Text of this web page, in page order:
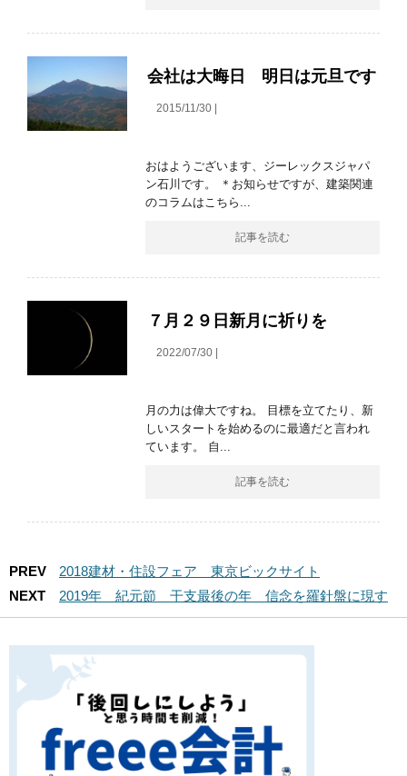
会社は大晦日 明日は元旦です
2015/11/30 |
おはようございます、ジーレックスジャパ
ン石川です。 ＊お知らせですが、建築関連
のコラムはこちら...
記事を読む
７月２９日新月に祈りを
2022/07/30 |
月の力は偉大ですね。 目標を立てたり、新
しいスタートを始めるのに最適だと言われ
ています。 自...
記事を読む
PREV
2018建材・住設フェア 東京ビックサイト
NEXT
2019年 紀元節 干支最後の年 信念を羅針盤に現す